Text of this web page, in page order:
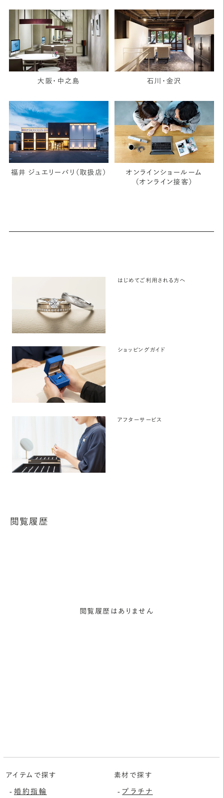
大阪・中之島 石川・金沢
福井 ジュエリーパリ（取扱店）
オンラインショールーム
（オンライン接客）
はじめてご利用される方へ
ショッピングガイド
アフターサービス
閲覧履歴
閲覧履歴はありません
アイテムで探す
-婚約指輪
素材で探す
- プラチナ